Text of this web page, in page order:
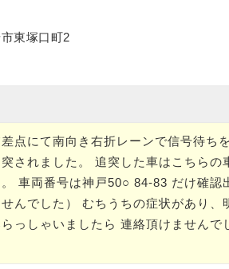
東塚口町2
点にて南向き右折レーンで信号待ち
されました。 追突した車はこちら
車両番号は神戸50○ 84-83 だけ確認
んでした） むちうちの症状があり
っしゃいましたら 連絡頂けませんで